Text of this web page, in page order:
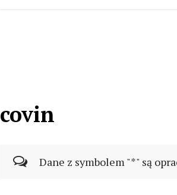
covin
Dane z symbolem "*" są